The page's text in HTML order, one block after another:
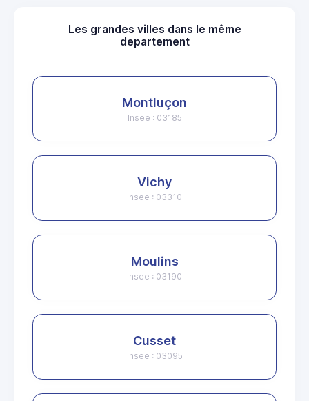
Les grandes villes dans le même
departement
Montluçon
Insee : 03185
Vichy
Insee : 03310
Moulins
Insee : 03190
Cusset
Insee : 03095